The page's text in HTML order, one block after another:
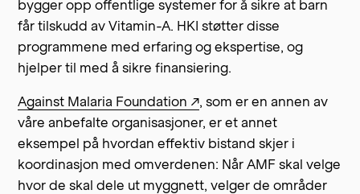
bygger opp offentlige systemer for å sikre at barn
får tilskudd av Vitamin-A. HKI støtter disse
programmene med erfaring og ekspertise, og
hjelper til med å sikre finansiering.
Against Malaria Foundation ↗, som er en annen av
våre anbefalte organisasjoner, er et annet
eksempel på hvordan effektiv bistand skjer i
koordinasjon med omverdenen: Når AMF skal velge
hvor de skal dele ut myggnett, velger de områder